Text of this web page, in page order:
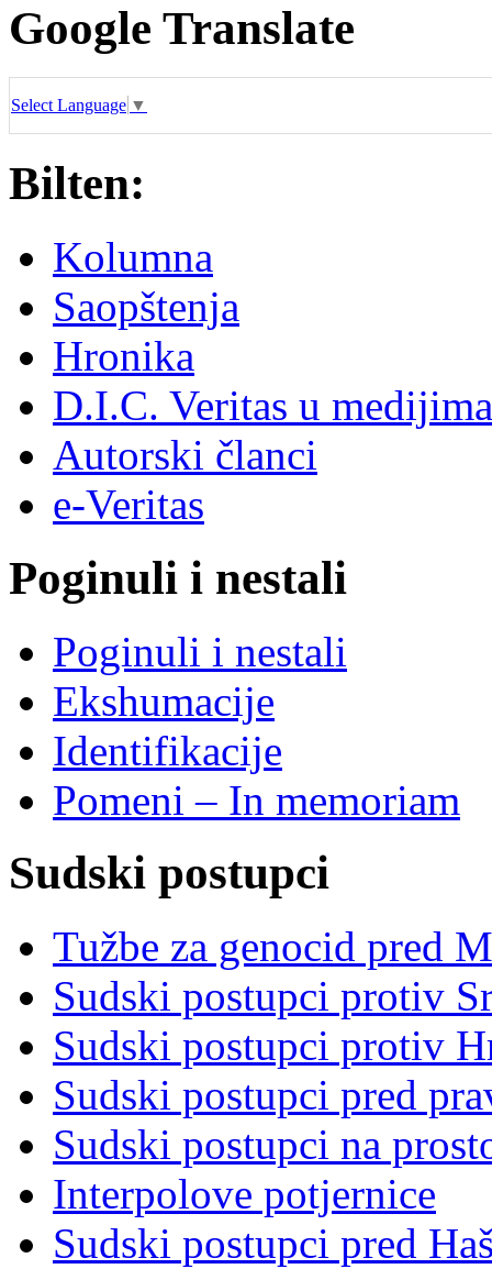
Google Translate
Select Language ▼
Bilten:
Kolumna
Saopštenja
Hronika
D.I.C. Veritas u medijima
Autorski članci
e-Veritas
Poginuli i nestali
Poginuli i nestali
Ekshumacije
Identifikacije
Pomeni – In memoriam
Sudski postupci
Tužbe za genocid pred
Sudski postupci protiv
Sudski postupci protiv
Sudski postupci pred
Sudski postupci na
Interpolove potjernice
Sudski postupci pred